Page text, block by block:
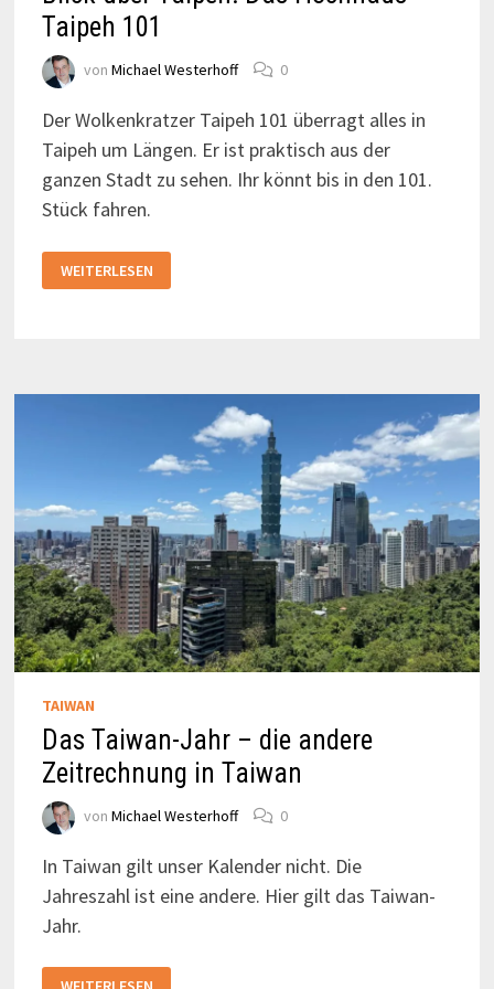
Taipeh 101
von Michael Westerhoff 0
Der Wolkenkratzer Taipeh 101 überragt alles in
Taipeh um Längen. Er ist praktisch aus der
ganzen Stadt zu sehen. Ihr könnt bis in den 101.
Stück fahren.
ÜBER
TAIPEH:
WEITERLESEN
TAIWAN
Das Taiwan-Jahr – die andere
Zeitrechnung in Taiwan
von Michael Westerhoff 0
In Taiwan gilt unser Kalender nicht. Die
Jahreszahl ist eine andere. Hier gilt das Taiwan-
Jahr.